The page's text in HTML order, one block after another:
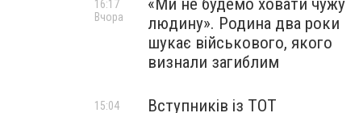
«Ми не будемо ховати чужу
людину». Родина два роки
шукає військового, якого
визнали загиблим
16:17
Вчора
Вступників із ТОТ
15:04